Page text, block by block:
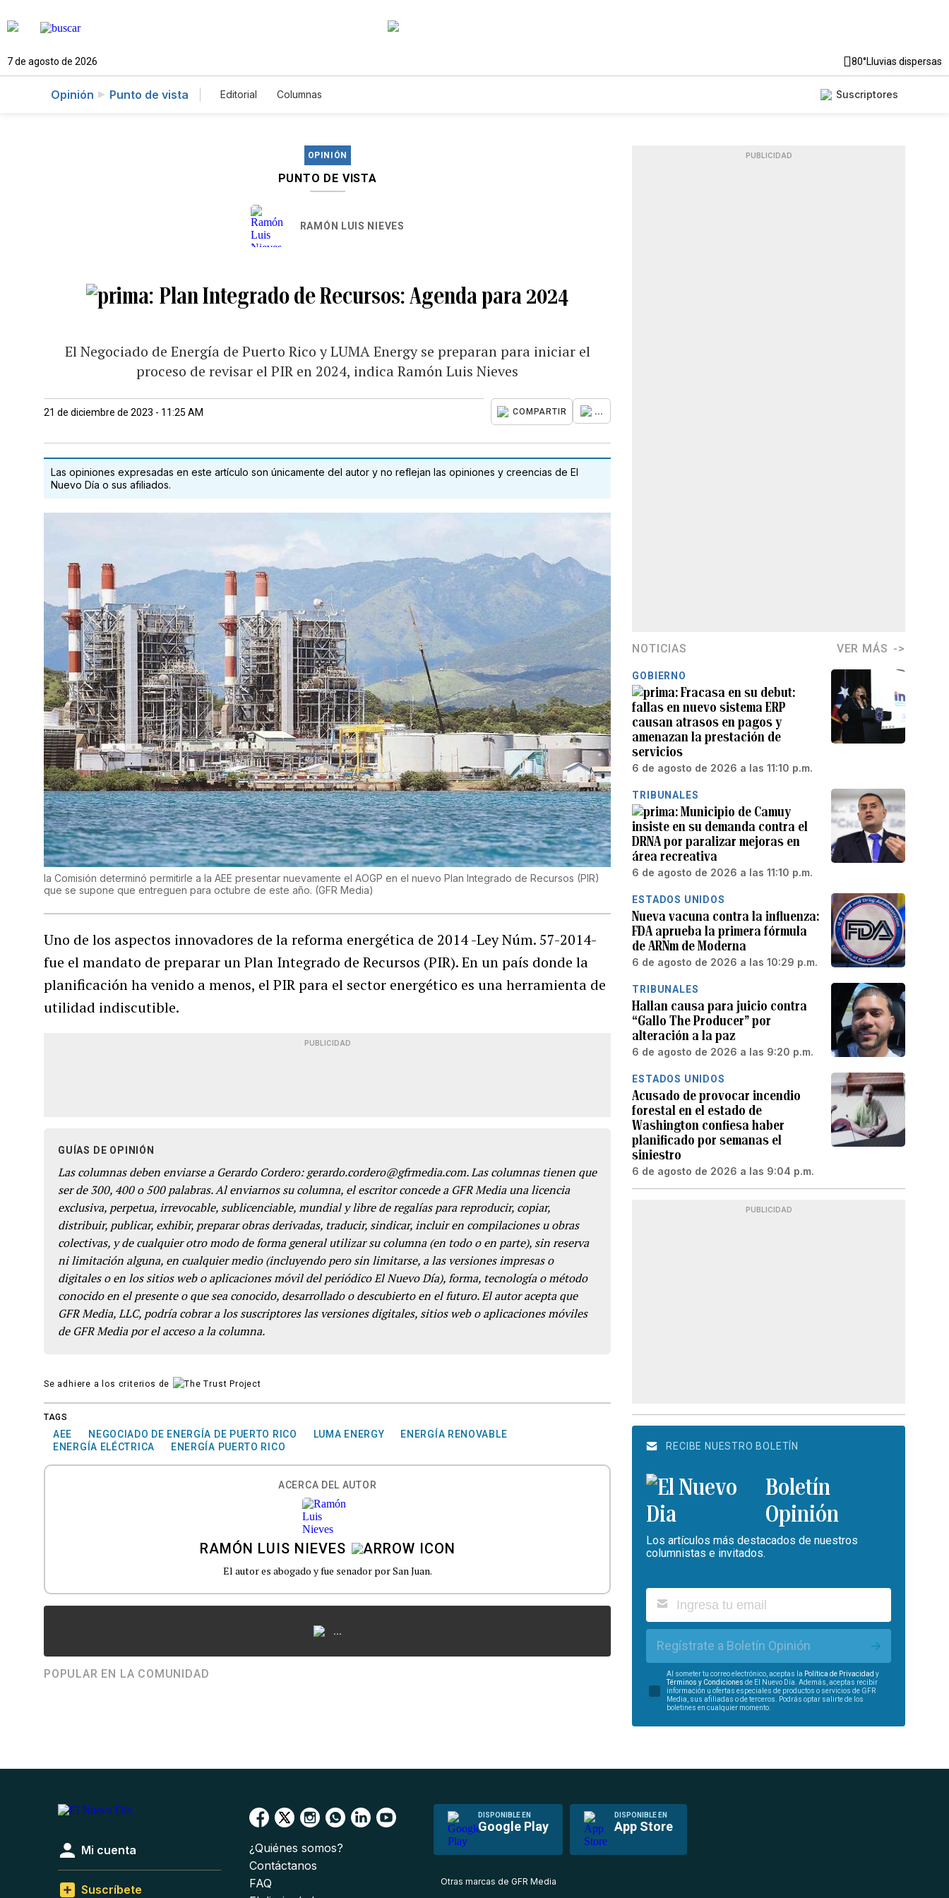
7 de agosto de 2026 80°Lluvias dispersas
Opinión Punto de vista Editorial Columnas Suscriptores
OPINIÓN
PUNTO DE VISTA
RAMÓN LUIS NIEVES
Plan Integrado de Recursos: Agenda para 2024
El Negociado de Energía de Puerto Rico y LUMA Energy se preparan para iniciar el
proceso de revisar el PIR en 2024, indica Ramón Luis Nieves
21 de diciembre de 2023 - 11:25 AM COMPARTIR ...
Las opiniones expresadas en este artículo son únicamente del autor y no reflejan las opiniones y creencias de El
Nuevo Día o sus afiliados.
la Comisión determinó permitirle a la AEE presentar nuevamente el AOGP en el nuevo Plan Integrado de Recursos (PIR)
que se supone que entreguen para octubre de este año. (GFR Media)
Uno de los aspectos innovadores de la reforma energética de 2014 -Ley Núm. 57-2014-
fue el mandato de preparar un Plan Integrado de Recursos (PIR). En un país donde la
planificación ha venido a menos, el PIR para el sector energético es una herramienta de
utilidad indiscutible.
PUBLICIDAD
GUÍAS DE OPINIÓN
Las columnas deben enviarse a Gerardo Cordero: gerardo.cordero@gfrmedia.com. Las columnas tienen que
ser de 300, 400 o 500 palabras. Al enviarnos su columna, el escritor concede a GFR Media una licencia
exclusiva, perpetua, irrevocable, sublicenciable, mundial y libre de regalías para reproducir, copiar,
distribuir, publicar, exhibir, preparar obras derivadas, traducir, sindicar, incluir en compilaciones u obras
colectivas, y de cualquier otro modo de forma general utilizar su columna (en todo o en parte), sin reserva
ni limitación alguna, en cualquier medio (incluyendo pero sin limitarse, a las versiones impresas o
digitales o en los sitios web o aplicaciones móvil del periódico El Nuevo Día), forma, tecnología o método
conocido en el presente o que sea conocido, desarrollado o descubierto en el futuro. El autor acepta que
GFR Media, LLC, podría cobrar a los suscriptores las versiones digitales, sitios web o aplicaciones móviles
de GFR Media por el acceso a la columna.
Se adhiere a los criterios de
TAGS
AEE NEGOCIADO DE ENERGÍA DE PUERTO RICO LUMA ENERGY
ENERGÍA RENOVABLE
ENERGÍA ELÉCTRICA
ENERGÍA PUERTO RICO
ACERCA DEL AUTOR
RAMÓN LUIS NIEVES
El autor es abogado y fue senador por San Juan.
...
POPULAR EN LA COMUNIDAD
PUBLICIDAD
NOTICIAS VER MÁS
GOBIERNO
Fracasa en su debut:
fallas en nuevo sistema ERP
causan atrasos en pagos y
amenazan la prestación de
servicios
6 de agosto de 2026 a las 11:10 p.m.
TRIBUNALES
Municipio de Camuy
insiste en su demanda contra el
DRNA por paralizar mejoras en
área recreativa
6 de agosto de 2026 a las 11:10 p.m.
ESTADOS UNIDOS
Nueva vacuna contra la influenza:
FDA aprueba la primera fórmula
de ARNm de Moderna
6 de agosto de 2026 a las 10:29 p.m.
TRIBUNALES
Hallan causa para juicio contra
“Gallo The Producer” por
alteración a la paz
6 de agosto de 2026 a las 9:20 p.m.
ESTADOS UNIDOS
Acusado de provocar incendio
forestal en el estado de
Washington confiesa haber
planificado por semanas el
siniestro
6 de agosto de 2026 a las 9:04 p.m.
PUBLICIDAD
RECIBE NUESTRO BOLETÍN
Boletín
Opinión
Los artículos más destacados de nuestros
columnistas e invitados.
Regístrate a Boletín Opinión
Al someter tu correo electrónico, aceptas la Política de Privacidad y
Términos y Condiciones de El Nuevo Día. Además, aceptas recibir
información u ofertas especiales de productos o servicios de GFR
Media, sus afiliadas o de terceros. Podrás optar salirte de los
boletines en cualquier momento.
DISPONIBLE EN
Google Play
DISPONIBLE EN
App Store
Mi cuenta
Suscríbete
¿Quiénes somos?
Contáctanos
FAQ
Otras marcas de GFR Media